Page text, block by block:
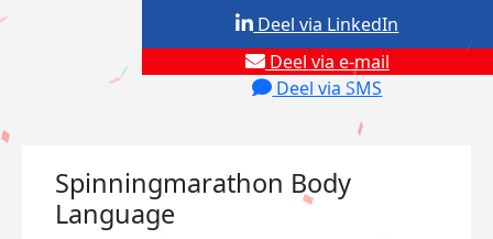
Deel via e-mail
Deel via SMS
Deel via LinkedIn
Spinningmarathon Body
Language